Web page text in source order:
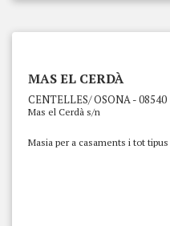
MAS EL CERDÀ
CENTELLES/ OSONA - 08540
Mas el Cerdà s/n
Masia per a casaments i tot